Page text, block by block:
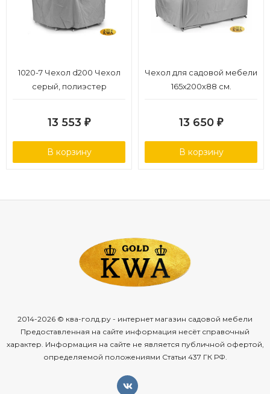
1020-7 Чехол d200 Чехол
серый, полиэстер
13 553 ₽
В корзину
Чехол для садовой мебели
165х200х88 см.
13 650 ₽
В корзину
2014-2026 © ква-голд.ру - интернет магазин садовой мебели
Предоставленная на сайте информация несёт справочный
характер. Информация на сайте не является публичной офертой,
определяемой положениями Статьи 437 ГК РФ.